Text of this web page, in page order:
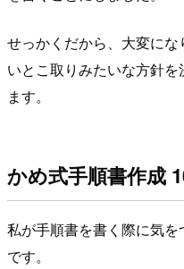
せっかくだから、大変に
いとこ取りみたいな方針
ます。
かめ式手順書作成
私が手順書を書く際に気
です。